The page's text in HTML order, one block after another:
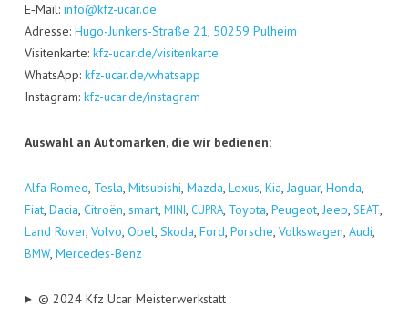
E‑Mail: info@kfz-ucar.de
Adres­se: Hugo-Jun­kers-Stra­ße 21, 50259 Pul­heim
Visi­ten­kar­te: kfz-ucar.de/visitenkarte
Whats­App: kfz-ucar.de/whatsapp
Insta­gram: kfz-ucar.de/instagram
Aus­wahl an Auto­mar­ken, die wir bedienen:
Alfa Romeo, Tes­la, Mitsu­bi­shi, Maz­da, Lexus, Kia, Jagu­ar, Hon­da,
Fiat, Dacia, Citro­ën, smart, MINI, CUPRA, Toyo­ta, Peu­geot, Jeep, SEAT,
Land Rover, Vol­vo, Opel, Sko­da, Ford, Por­sche, Volks­wa­gen, Audi,
BMW, Mer­ce­des-Benz
© 2024 Kfz Ucar Meisterwerkstatt